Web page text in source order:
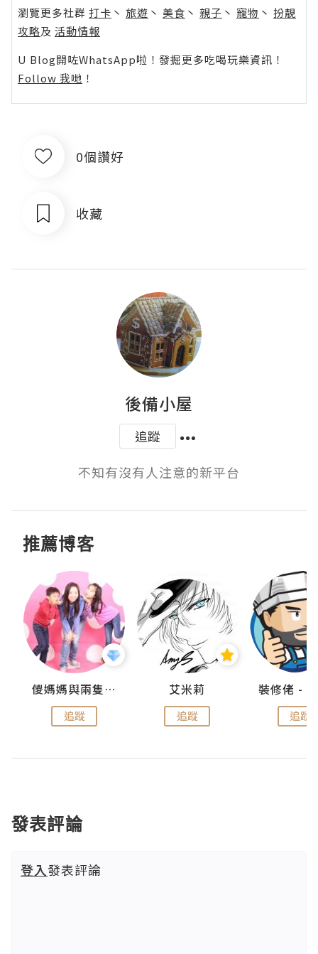
瀏覽更多社群 打卡 丶 旅遊 丶 美食 丶 親子 丶 寵物 丶 扮靚
攻略及 活動情報
U Blog開咗WhatsApp啦！發掘更多吃喝玩樂資訊！
Follow 我哋 ！
0個讚好
收藏
後備小屋
追蹤
不知有沒有人注意的新平台
推薦博客
儍媽媽與兩隻小魔怪之家
追蹤
艾米莉
追蹤 追蹤
發表評論
登入發表評論